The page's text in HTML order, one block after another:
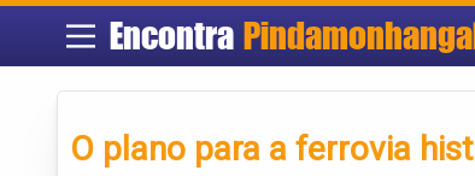
Encontra
O plano para a ferrovia